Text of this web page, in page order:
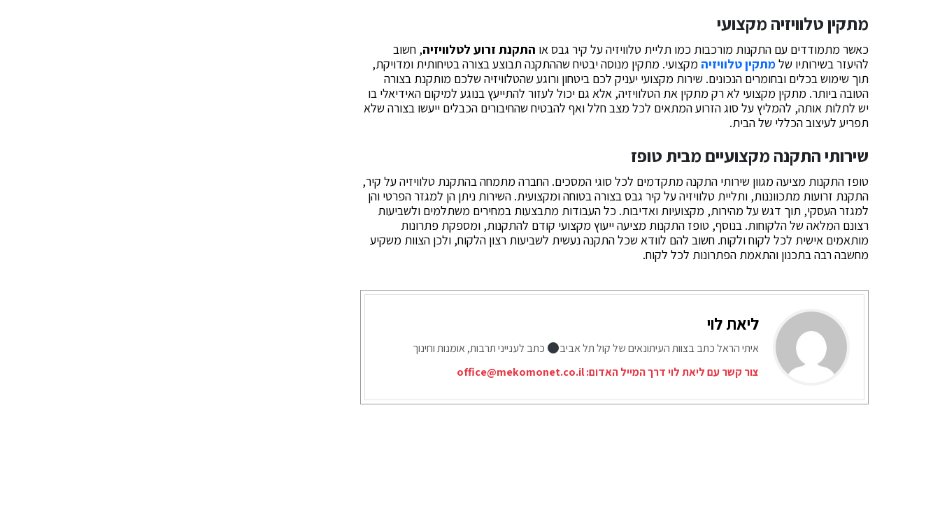
מתקין טלוויזיה מקצועי
כאשר מתמודדים עם התקנות מורכבות כמו תליית טלוויזיה על קיר גבס או התקנת זרוע לטלוויזיה, חשוב
להיעזר בשירותיו שלמתקין טלוויזיה מקצועי. מתקין מנוסה יבטיח שההתקנה תבוצע בצורה בטיחותית ומדויקת,
תוך שימוש בכלים ובחומרים הנכונים. שירות מקצועי יעניק לכם ביטחון ורוגע שהטלוויזיה שלכם מותקנת בצורה
הטובה ביותר. מתקין מקצועי לא רק מתקין את הטלוויזיה, אלא גם יכול לעזור להתייעץ בנוגע למיקום האידיאלי בו
יש לתלות אותה, להמליץ על סוג הזרוע המתאים לכל מצב חלל ואף להבטיח שהחיבורים הכבלים ייעשו בצורה שלא
תפריע לעיצוב הכללי של הבית.
שירותי התקנה מקצועיים מבית טופז
טופז התקנות מציעה מגוון שירותי התקנה מתקדמים לכל סוגי המסכים. החברה מתמחה בהתקנת טלוויזיה על קיר,
התקנת זרועות מתכווננות, ותליית טלוויזיה על קיר גבס בצורה בטוחה ומקצועית. השירות ניתן הן למגזר הפרטי והן
למגזר העסקי, תוך דגש על מהירות, מקצועיות ואדיבות. כל העבודות מתבצעות במחירים משתלמים ולשביעות
רצונם המלאה של הלקוחות. בנוסף, טופז התקנות מציעה ייעוץ מקצועי קודם להתקנות, ומספקת פתרונות
מותאמים אישית לכל לקוח ולקוח. חשוב להם לוודא שכל התקנה נעשית לשביעות רצון הלקוח, ולכן הצוות משקיע
מחשבה רבה בתכנון והתאמת הפתרונות לכל לקוח.
ליאת לוי
איתי הראל כתב בצוות העיתונאים של קול תל אביב
כתב לענייני תרבות, אומנות וחינוך
צור קשר עם ליאת לוי דרך המייל האדום:office@mekomonet.co.il